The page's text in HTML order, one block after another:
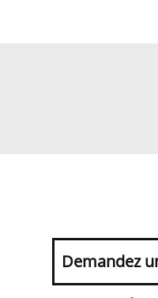
Demandez